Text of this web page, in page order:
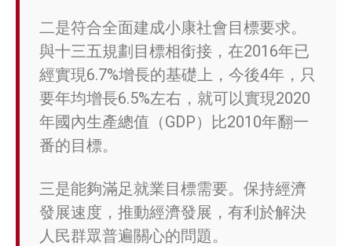
二是符合全面建成小康社會目標要求。
與十三五規劃目標相銜接，在2016年已
經實現6.7%增長的基礎上，今後4年，只
要年均增長6.5%左右，就可以實現2020
年國內生產總值（GDP）比2010年翻一
番的目標。
三是能夠滿足就業目標需要。保持經濟
發展速度，推動經濟發展，有利於解決
人民群眾普遍關心的問題。